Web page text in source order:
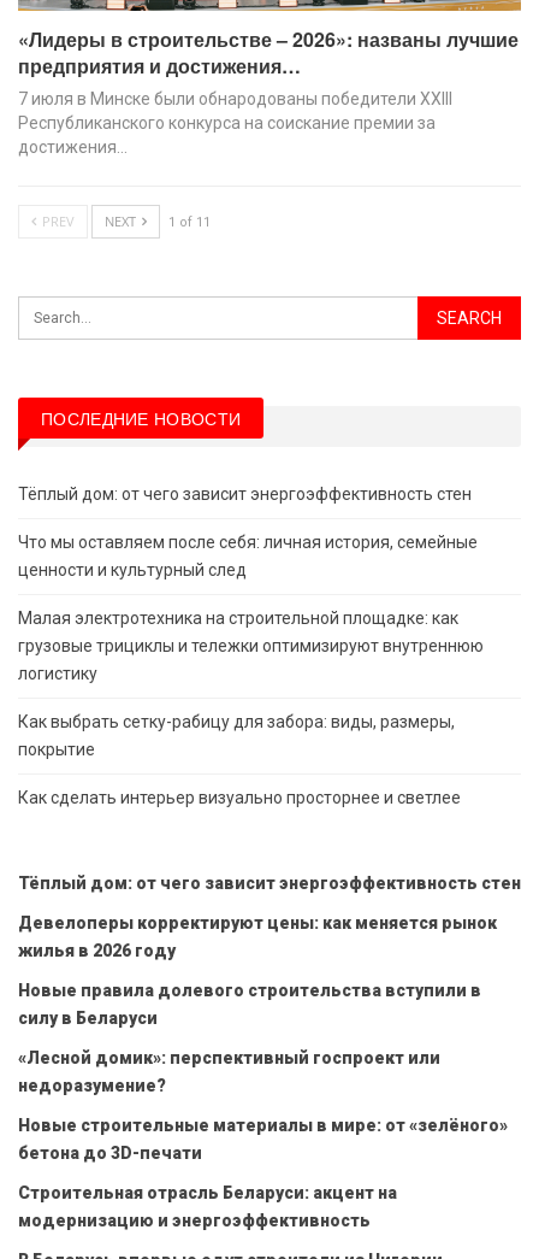
«Лидеры в строительстве – 2026»: названы лучшие
предприятия и достижения…
7 июля в Минске были обнародованы победители XХIII
Республиканского конкурса на соискание премии за
достижения…
PREV NEXT 1 of 11
ПОСЛЕДНИЕ НОВОСТИ
Тёплый дом: от чего зависит энергоэффективность стен
Что мы оставляем после себя: личная история, семейные
ценности и культурный след
Малая электротехника на строительной площадке: как
грузовые трициклы и тележки оптимизируют внутреннюю
логистику
Как выбрать сетку-рабицу для забора: виды, размеры,
покрытие
Как сделать интерьер визуально просторнее и светлее
Тёплый дом: от чего зависит энергоэффективность стен
Девелоперы корректируют цены: как меняется рынок
жилья в 2026 году
Новые правила долевого строительства вступили в
силу в Беларуси
«Лесной домик»: перспективный госпроект или
недоразумение?
Новые строительные материалы в мире: от «зелёного»
бетона до 3D-печати
Строительная отрасль Беларуси: акцент на
модернизацию и энергоэффективность